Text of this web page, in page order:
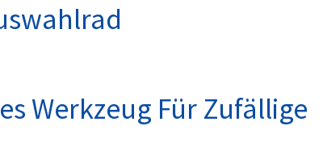
Werkzeug Für Zufällige